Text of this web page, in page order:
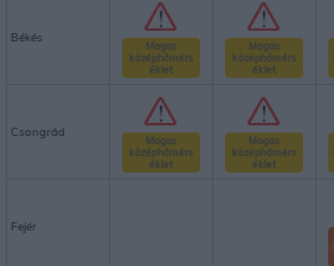
Békés
Magas
középhőmérs
éklet
Magas
középhőmérs
éklet
Csongrád
Magas
középhőmérs
éklet
Magas
középhőmérs
éklet
Fejér